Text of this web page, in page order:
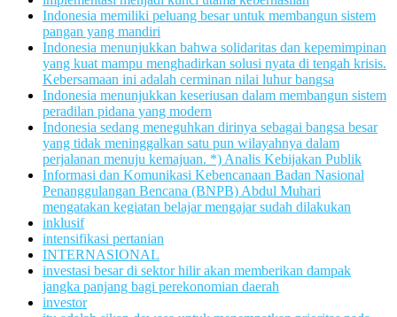
Indonesia memiliki peluang besar untuk membangun sistem
pangan yang mandiri
Indonesia menunjukkan bahwa solidaritas dan kepemimpinan
yang kuat mampu menghadirkan solusi nyata di tengah krisis.
Kebersamaan ini adalah cerminan nilai luhur bangsa
Indonesia menunjukkan keseriusan dalam membangun sistem
peradilan pidana yang modern
Indonesia sedang meneguhkan dirinya sebagai bangsa besar
yang tidak meninggalkan satu pun wilayahnya dalam
perjalanan menuju kemajuan. *) Analis Kebijakan Publik
Informasi dan Komunikasi Kebencanaan Badan Nasional
Penanggulangan Bencana (BNPB) Abdul Muhari
mengatakan kegiatan belajar mengajar sudah dilakukan
inklusif
intensifikasi pertanian
INTERNASIONAL
investasi besar di sektor hilir akan memberikan dampak
jangka panjang bagi perekonomian daerah
investor